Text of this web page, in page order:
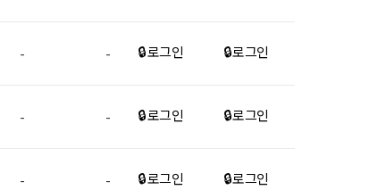
- - 🔒 로그인 🔒 로그인
- - 🔒 로그인 🔒 로그인
- - 🔒 로그인 🔒 로그인